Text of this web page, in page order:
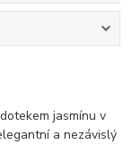
jasmínu v
a nezávislý